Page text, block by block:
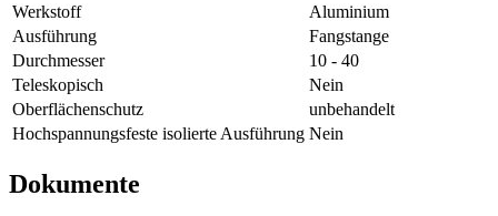
Werkstoff
Aluminium
Ausführung
Fangstange
Durchmesser
10 - 40
Teleskopisch
Nein
Oberflächenschutz
unbehandelt
Hochspannungsfeste isolierte Ausführung Nein
Dokumente